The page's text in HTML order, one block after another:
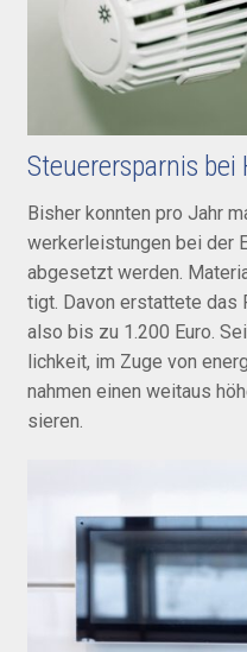
Steuerersparnis
Bisher konnten pro Jahr
werker­leistungen bei der
abgesetzt werden.
tigt. Davon erstattete das
also bis zu 1.200 Euro.
lich­keit, im Zuge von
nahmen einen weit­aus
sieren.